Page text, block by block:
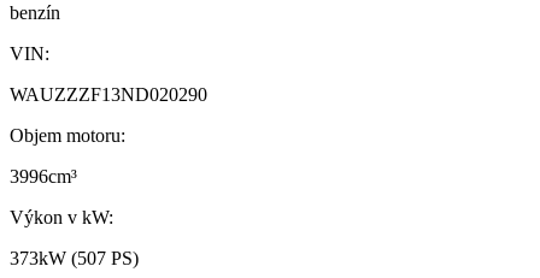
benzín
VIN:
WAUZZZF13ND020290
Objem motoru:
3996cm³
Výkon v kW:
373kW (507 PS)